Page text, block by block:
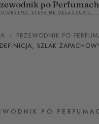
po Perfumach
SYLVAINE DELACOURTE
› PRZEWODNIK PO
SZLAK
PO